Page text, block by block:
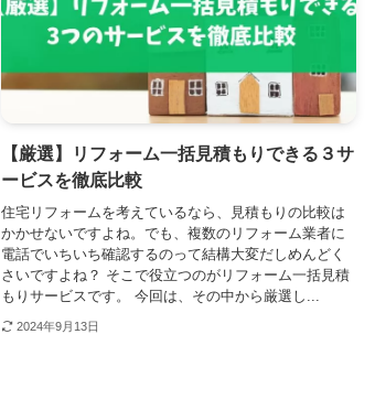
【厳選】リフォーム一括見積もりできる３サ
ービスを徹底比較
住宅リフォームを考えているなら、見積もりの比較は
かかせないですよね。でも、複数のリフォーム業者に
電話でいちいち確認するのって結構大変だしめんどく
さいですよね？ そこで役立つのがリフォーム一括見積
もりサービスです。 今回は、その中から厳選し...
2024年9月13日